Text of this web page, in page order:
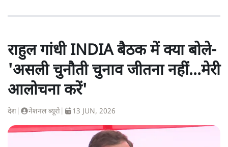
राहुल गांधी INDIA बैठक में क्या बोले-
'असली चुनौती चुनाव जीतना नहीं...मेरी
आलोचना करें'
देश नेशनल ब्यूरो 13 JUN, 2026